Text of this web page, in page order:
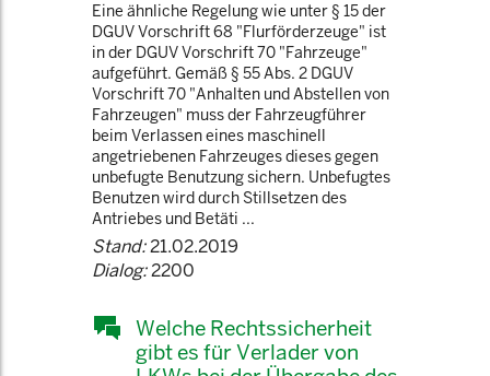
Eine ähnliche Regelung wie unter § 15 der
DGUV Vorschrift 68 "Flurförderzeuge" ist
in der DGUV Vorschrift 70 "Fahrzeuge"
aufgeführt. Gemäß § 55 Abs. 2 DGUV
Vorschrift 70 "Anhalten und Abstellen von
Fahrzeugen" muss der Fahrzeugführer
beim Verlassen eines maschinell
angetriebenen Fahrzeuges dieses gegen
unbefugte Benutzung sichern. Unbefugtes
Benutzen wird durch Stillsetzen des
Antriebes und Betäti ...
Stand:21.02.2019
Dialog:2200
Welche Rechtssicherheit
gibt es für Verlader von